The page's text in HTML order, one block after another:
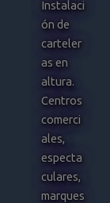
Instalaci
ón de
carteler
as en
altura.
Centros
comerci
ales,
especta
culares,
marques